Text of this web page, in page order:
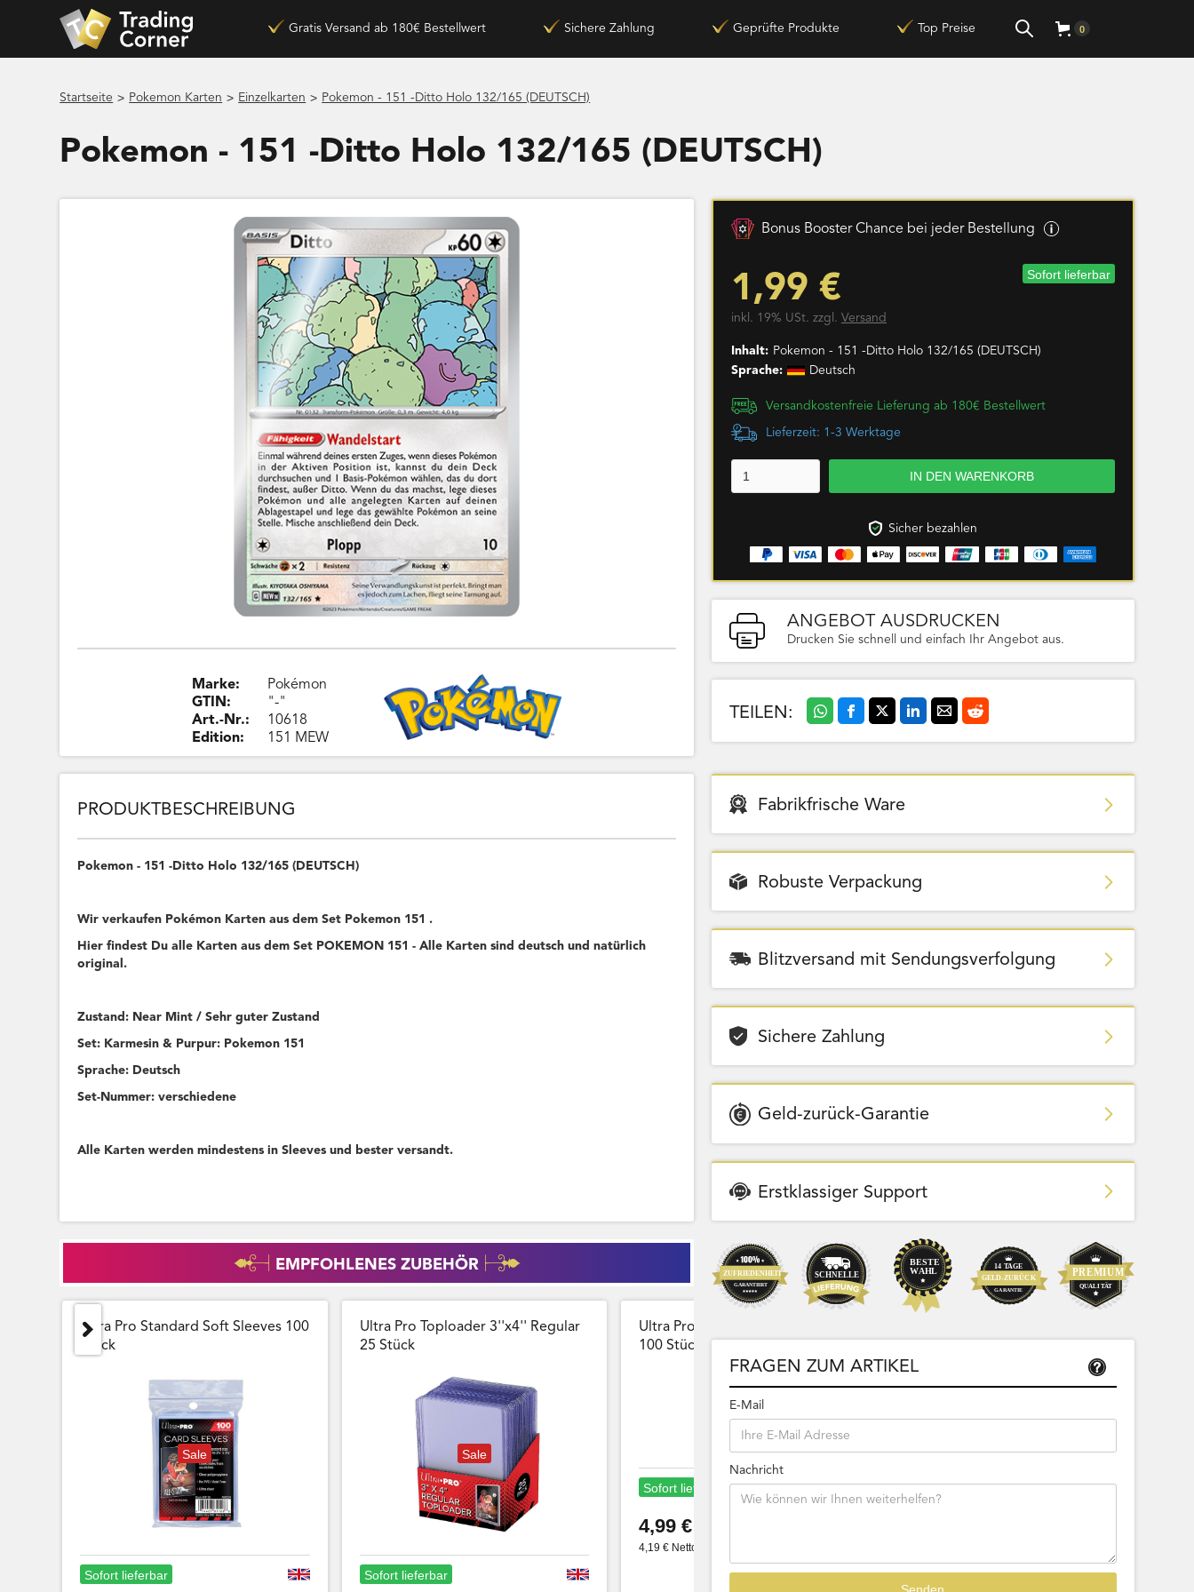
Gratis Versand ab 180€ Bestellwert Sichere Zahlung Geprüfte Produkte Top Preise 0
Startseite > Pokemon Karten > Einzelkarten > Pokemon - 151 -Ditto Holo 132/165 (DEUTSCH)
Pokemon - 151 -Ditto Holo 132/165 (DEUTSCH)
Marke:
GTIN:
Art.-Nr.:
Edition:
Pokémon
"-"
10618
151 MEW
Bonus Booster Chance bei jeder Bestellung
1,99 € Sofort lieferbar
inkl. 19% USt. zzgl. Versand
Inhalt: Pokemon - 151 -Ditto Holo 132/165 (DEUTSCH)
Sprache:
Deutsch
Versandkostenfreie Lieferung ab 180€ Bestellwert
Lieferzeit: 1-3 Werktage
Sicher bezahlen
ANGEBOT AUSDRUCKEN
Drucken Sie schnell und einfach Ihr Angebot aus.
TEILEN:
PRODUKTBESCHREIBUNG
Pokemon - 151 -Ditto Holo 132/165 (DEUTSCH)
Wir verkaufen Pokémon Karten aus dem Set Pokemon 151 .
Hier findest Du alle Karten aus dem Set POKEMON 151 - Alle Karten sind deutsch und natürlich
original.
Zustand: Near Mint / Sehr guter Zustand
Set: Karmesin & Purpur: Pokemon 151
Sprache: Deutsch
Set-Nummer: verschiedene
Alle Karten werden mindestens in Sleeves und bester versandt.
EMPFOHLENES ZUBEHÖR
Ultra Pro Standard Soft Sleeves 100
Stück
Sale
Sofort lieferbar
Ultra Pro Toploader 3''x4'' Regular
25 Stück
Sale
Sofort lieferbar
Ultra Pro Card Sleeves Team Bags
100 Stück Wiederverschließbar
Sofort lieferbar
4,99 €
4,19 € Netto
Bestseller
Sofort lieferbar
Fabrikfrische Ware
Robuste Verpackung
Blitzversand mit Sendungsverfolgung
Sichere Zahlung
Geld-zurück-Garantie
Erstklassiger Support
FRAGEN ZUM ARTIKEL
E-Mail
Nachricht